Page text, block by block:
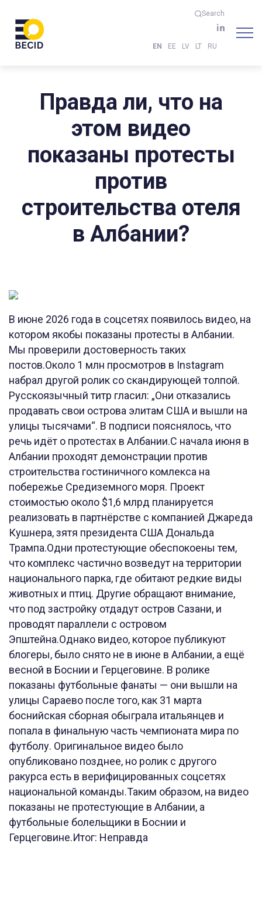
Search
EN EE LV LT RU
Правда ли, что на
этом видео
показаны протесты
против
строительства отеля
в Албании?
В июне 2026 года в соцсетях появилось видео, на
котором якобы показаны протесты в Албании.
Мы проверили достоверность таких
постов.Около 1 млн просмотров в Instagram
набрал другой ролик со скандирующей толпой.
Русскоязычный титр гласил: „Они отказались
продавать свои острова элитам США и вышли на
улицы тысячами“. В подписи пояснялось, что
речь идёт о протестах в Албании.С начала июня в
Албании проходят демонстрации против
строительства гостиничного комлекса на
побережье Средиземного моря. Проект
стоимостью около $1,6 млрд планируется
реализовать в партнёрстве с компанией Джареда
Кушнера, зятя президента США Дональда
Трампа.Одни протестующие обеспокоены тем,
что комплекс частично возведут на территории
национального парка, где обитают редкие виды
животных и птиц. Другие обращают внимание,
что под застройку отдадут остров Сазани, и
проводят параллели с островом
Эпштейна.Однако видео, которое публикуют
блогеры, было снято не в июне в Албании, а ещё
весной в Боснии и Герцеговине. В ролике
показаны футбольные фанаты — они вышли на
улицы Сараево после того, как 31 марта
боснийская сборная обыграла итальянцев и
попала в финальную часть чемпионата мира по
футболу. Оригинальное видео было
опубликовано позднее, но ролик с другого
ракурса есть в верифицированных соцсетях
национальной команды.Таким образом, на видео
показаны не протестующие в Албании, а
футбольные болельщики в Боснии и
Герцеговине.Итог: Неправда